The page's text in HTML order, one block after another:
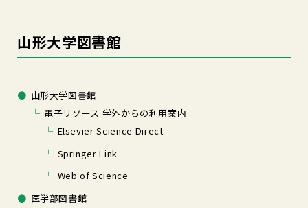
山形大学図書館
山形大学図書館
電子リソース 学外からの利用案内
Elsevier Science Direct
Springer Link
Web of Science
医学部図書館